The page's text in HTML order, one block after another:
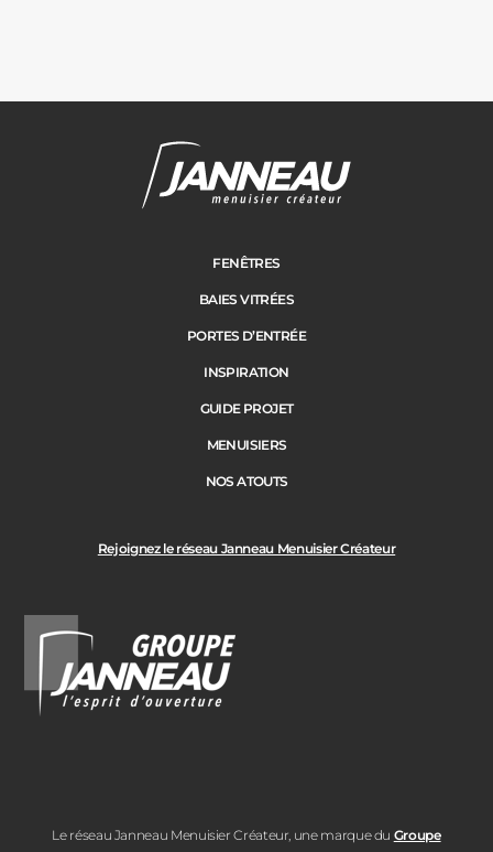
Rejoignez le réseau Janneau Menuisier Créateur
Le réseau Janneau Menuisier Créateur, une marque du Groupe
FENÊTRES
BAIES VITRÉES
PORTES D’ENTRÉE
INSPIRATION
GUIDE PROJET
MENUISIERS
NOS ATOUTS
Janneau Menuisier Créateur